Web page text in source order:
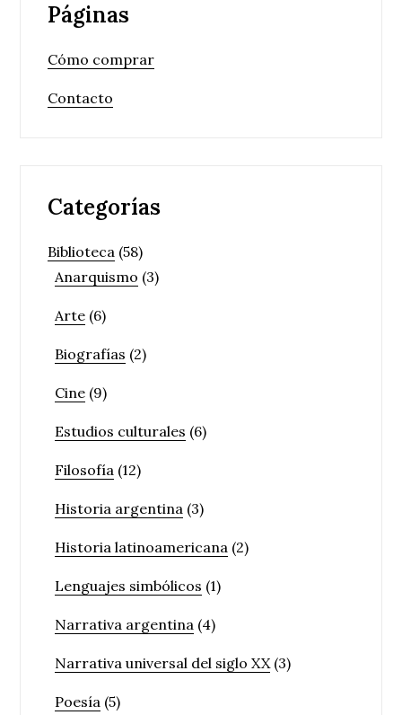
Páginas
Cómo comprar
Contacto
Categorías
Biblioteca (58)
Anarquismo (3)
Arte (6)
Biografías (2)
Cine (9)
Estudios culturales (6)
Filosofía (12)
Historia argentina (3)
Historia latinoamericana (2)
Lenguajes simbólicos (1)
Narrativa argentina (4)
Narrativa universal del siglo XX(3)
Poesía (5)